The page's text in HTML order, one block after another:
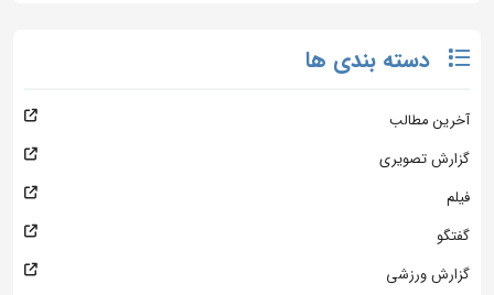
دسته بندی ها
آخرین مطالب
گزارش تصویری
فیلم
گفتگو
گزارش ورزشی